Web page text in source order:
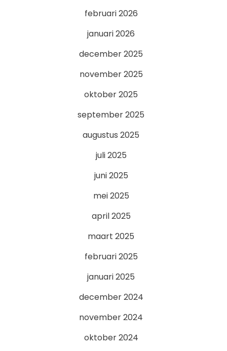
februari 2026
januari 2026
december 2025
november 2025
oktober 2025
september 2025
augustus 2025
juli 2025
juni 2025
mei 2025
april 2025
maart 2025
februari 2025
januari 2025
december 2024
november 2024
oktober 2024